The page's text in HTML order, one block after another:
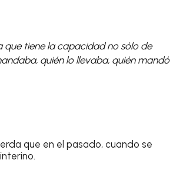
que tiene la capacidad no sólo de
quién lo llevaba, quién mandó
que en el pasado, cuando se